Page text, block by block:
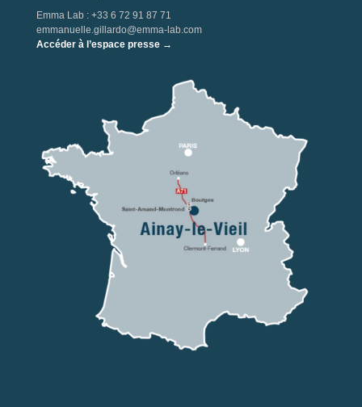
Emma Lab : +33 6 72 91 87 71
emmanuelle.gillardo@emma-lab.com
Accéder à l’espace presse →